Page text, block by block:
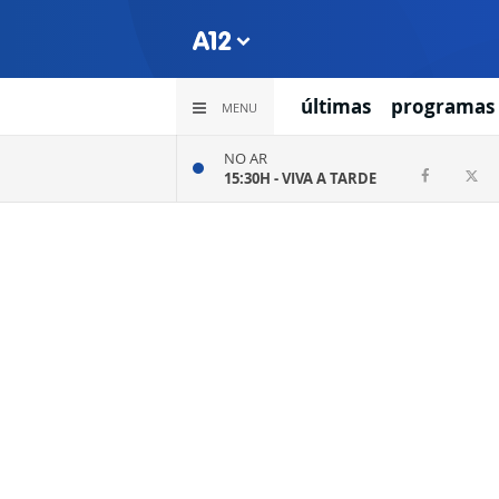
MENU últimas programas
NO AR
15:30H -VIVA A TARDE